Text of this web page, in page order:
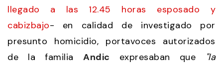
llegado a las 12.45 horas esposado y
cabizbajo- en calidad de investigado por
presunto homicidio, portavoces autorizados
de la familia Andic expresaban que
"la